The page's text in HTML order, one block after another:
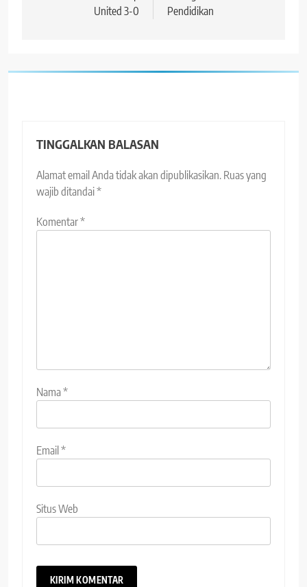
United 3-0
Pendidikan
TINGGALKAN BALASAN
Alamat email Anda tidak akan dipublikasikan. Ruas yang
wajib ditandai*
Komentar*
Nama*
Email*
Situs Web